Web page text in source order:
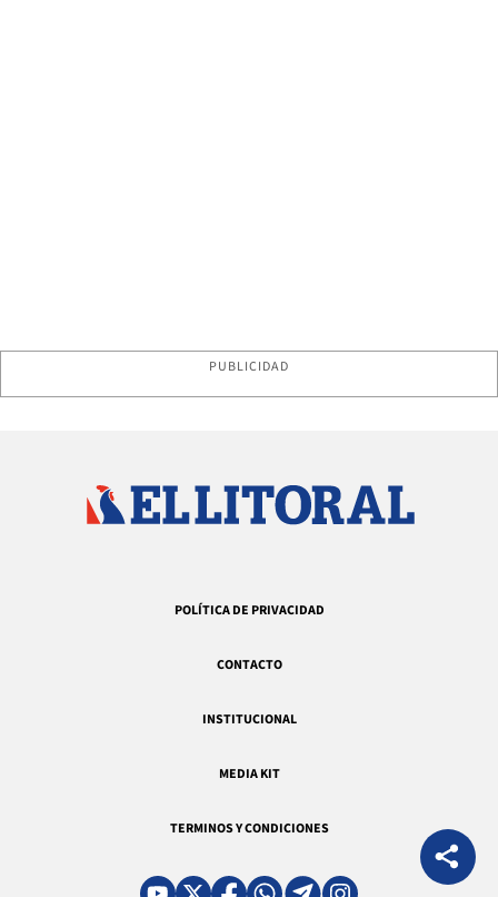
PUBLICIDAD
POLÍTICA DE PRIVACIDAD
CONTACTO
INSTITUCIONAL
MEDIA KIT
TERMINOS Y CONDICIONES